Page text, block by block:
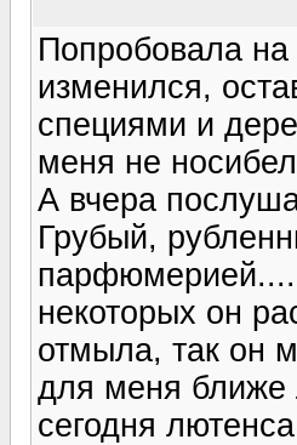
Попробовала
изменился,
специями и
меня не
А вчера
Грубый,
парфюмерией....
некоторых он
отмыла, так он
для меня ближе
сегодня